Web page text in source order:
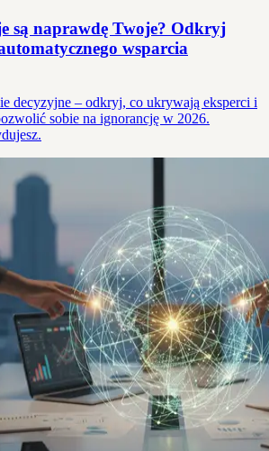
są naprawdę Twoje? Odkryj
wsparcia
decyzyjne – odkryj, co ukrywają eksperci i
sobie na ignorancję w 2026.